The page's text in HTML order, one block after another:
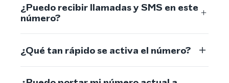
¿Puedo recibir llamadas y SMS en este
número?
¿Qué tan rápido se activa el número?